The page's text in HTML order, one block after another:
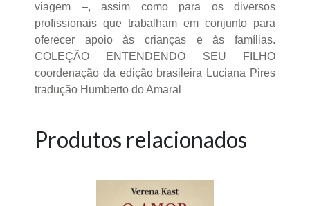
viagem –, assim como para os diversos
profissionais que trabalham em conjunto para
oferecer apoio às crianças e às famílias.
COLEÇÃO ENTENDENDO SEU FILHO
coordenação da edição brasileira Luciana Pires
tradução Humberto do Amaral
Produtos relacionados